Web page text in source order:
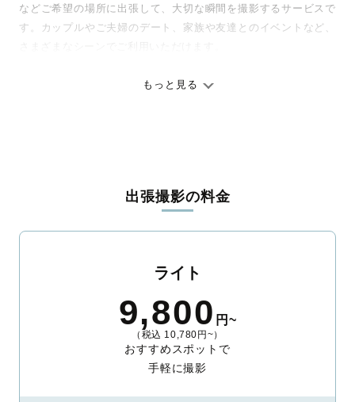
などご希望の場所に出張して、大切な瞬間を撮影するサービスで
す。カップルやご夫婦のデート、家族や友達とのイベントなど、
ありのままの空気感を大切に、何十年経っても見返したくなるよ
ィを身につけたプロのカメラマンが全国47都道府県に在籍してい
ます。創業10年のノウハウを活かし、思い出に残る素敵な撮影体
験をお届けします。
整。自然な雰囲気を残しつつも、おしゃれで洗練された仕上がり
に。きっと「こんな写真を撮ってほしかった！」と思える一枚に
出会えます。まずは、ラブグラフの撮影事例
もっと見る
出張撮影の料金
ライト
9,800 円~
（税込 10,780円~）
おすすめスポットで
手軽に撮影